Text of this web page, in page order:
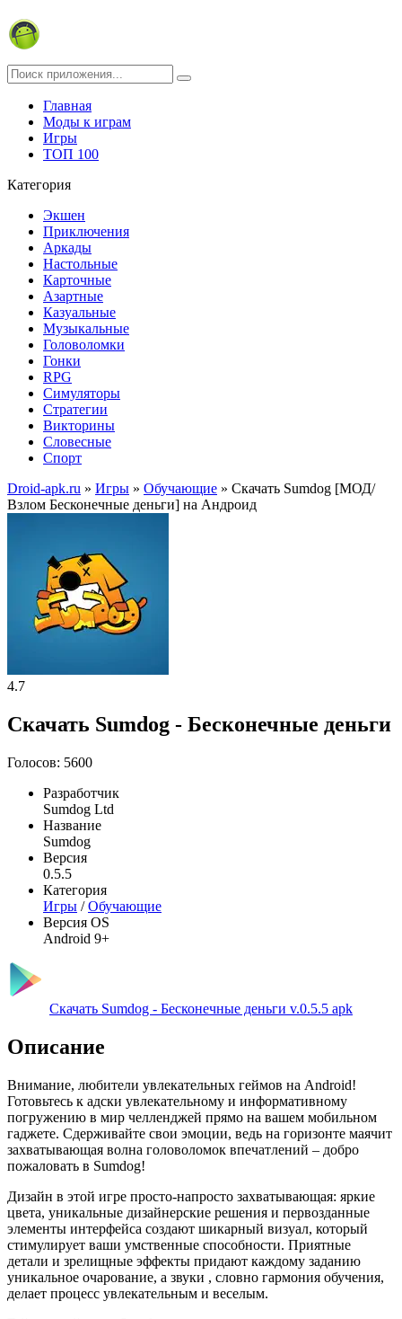
Главная
Моды к играм
Игры
ТОП 100
Категория
Экшен
Приключения
Аркады
Настольные
Карточные
Азартные
Казуальные
Музыкальные
Головоломки
Гонки
RPG
Симуляторы
Стратегии
Викторины
Словесные
Спорт
Droid-apk.ru » Игры » Обучающие » Скачать Sumdog [МОД/
Взлом Бесконечные деньги] на Андроид
4.7
Скачать Sumdog - Бесконечные деньги
Голосов: 5600
Разработчик
Sumdog Ltd
Название
Sumdog
Версия
0.5.5
Категория
Игры /Обучающие
Версия OS
Android 9+
Скачать Sumdog - Бесконечные деньги v.0.5.5 apk
Описание
Внимание, любители увлекательных геймов на Android!
Готовьтесь к адски увлекательному и информативному
погружению в мир челленджей прямо на вашем мобильном
гаджете. Сдерживайте свои эмоции, ведь на горизонте маячит
захватывающая волна головоломок впечатлений – добро
пожаловать в Sumdog!
Дизайн в этой игре просто-напросто захватывающая: яркие
цвета, уникальные дизайнерские решения и первозданные
элементы интерфейса создают шикарный визуал, который
стимулирует ваши умственные способности. Приятные
детали и зрелищные эффекты придают каждому заданию
уникальное очарование, а звуки , словно гармония обучения,
делает процесс увлекательным и веселым.